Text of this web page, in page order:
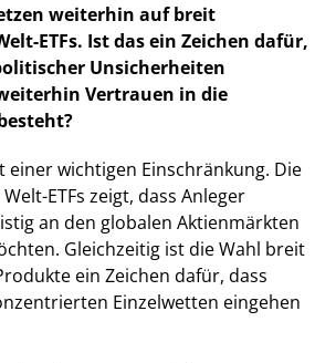
weiterhin auf breit
ETFs. Ist das ein Zeichen dafür,
Unsicherheiten
Vertrauen in die
einer wichtigen Einschränkung. Die
ETFs zeigt, dass Anleger
an den globalen Aktienmärkten
Gleichzeitig ist die Wahl breit
ein Zeichen dafür, dass
Einzelwetten eingehen